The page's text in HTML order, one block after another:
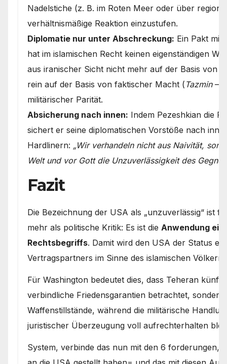
Nadelstiche (z. B. im Roten Meer oder über
verhältnismäßige Reaktion einzustufen.
Diplomatie nur unter Abschreckung: Ein Pakt mit
hat im islamischen Recht keinen eigenständigen
aus iranischer Sicht nicht mehr auf der Basis von
rein auf der Basis von faktischer Macht ( Tazmin–
militärischer Parität.
Absicherung nach innen: Indem Pezeshkian die
sichert er seine diplomatischen Vorstöße nach
Hardlinern: „Wir verhandeln nicht aus Naivität,
Welt und vor Gott die Unzuverlässigkeit des
Fazit
Die Bezeichnung der USA als „unzuverlässig“ ist
mehr als politische Kritik: Es ist die Anwendung
Rechtsbegriffs. Damit wird den USA der Status
Vertragspartners im Sinne des islamischen
Für Washington bedeutet dies, dass Teheran
verbindliche Friedensgarantien betrachtet,
Waffenstillstände, während die militärische
juristischer Überzeugung voll aufrechterhalten
System, verbinde das nun mit den 6 forderungen,